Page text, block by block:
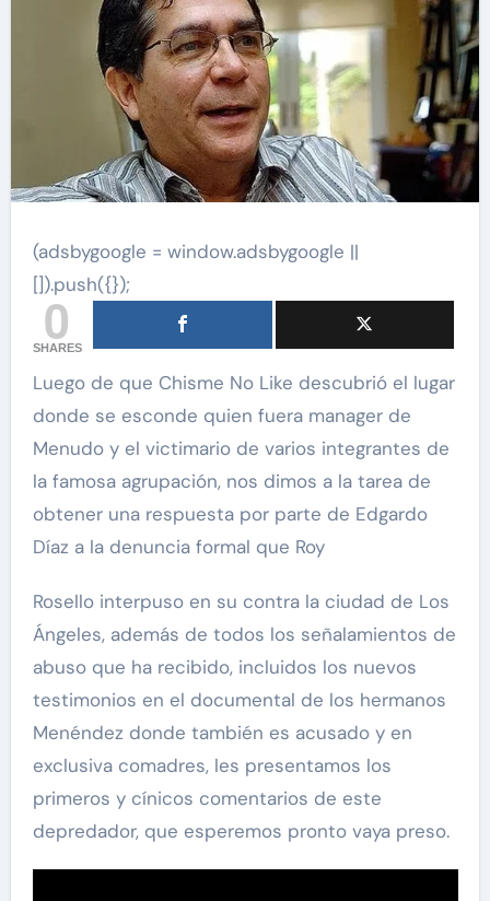
(adsbygoogle = window.adsbygoogle ||
[]).push({});
0
SHARES
Luego de que Chisme No Like descubrió el lugar
donde se esconde quien fuera manager de
Menudo y el victimario de varios integrantes de
la famosa agrupación, nos dimos a la tarea de
obtener una respuesta por parte de Edgardo
Díaz a la denuncia formal que Roy
Rosello interpuso en su contra la ciudad de Los
Ángeles, además de todos los señalamientos de
abuso que ha recibido, incluidos los nuevos
testimonios en el documental de los hermanos
Menéndez donde también es acusado y en
exclusiva comadres, les presentamos los
primeros y cínicos comentarios de este
depredador, que esperemos pronto vaya preso.